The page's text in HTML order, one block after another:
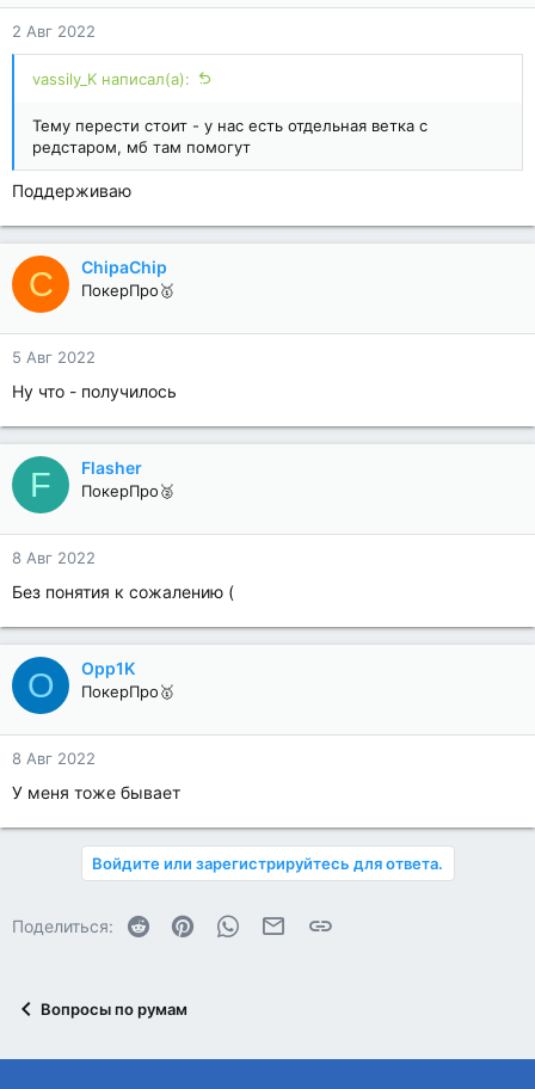
2 Авг 2022
vassily_K написал(а):
Тему перести стоит - у нас есть отдельная ветка с
редстаром, мб там помогут
Поддерживаю
C ChipaChip
ПокерПро🥇
5 Авг 2022
Ну что - получилось
F Flasher
ПокерПро🥈
8 Авг 2022
Без понятия к сожалению (
O Opp1K
ПокерПро🥇
8 Авг 2022
У меня тоже бывает
Войдите или зарегистрируйтесь для ответа.
Поделиться: Reddit PinterestWhatsAppЭлектронная почта
Ссылка
Вопросы по румам